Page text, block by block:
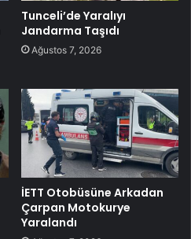
Tunceli’de Yaralıyı
Jandarma Taşıdı
Ağustos 7, 2026
İETT Otobüsüne Arkadan
Çarpan Motokurye
Yaralandı